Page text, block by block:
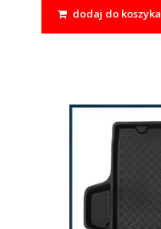
dodaj do koszyka